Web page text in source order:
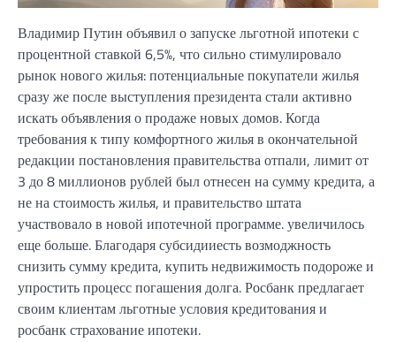
Владимир Путин объявил о запуске льготной ипотеки с
процентной ставкой 6,5%, что сильно стимулировало
рынок нового жилья: потенциальные покупатели жилья
сразу же после выступления президента стали активно
искать объявления о продаже новых домов. Когда
требования к типу комфортного жилья в окончательной
редакции постановления правительства отпали, лимит от
3 до 8 миллионов рублей был отнесен на сумму кредита, а
не на стоимость жилья, и правительство штата
участвовало в новой ипотечной программе. увеличилось
еще больше. Благодаря субсидииесть возмоджность
снизить сумму кредита, купить недвижимость подороже и
упростить процесс погашения долга. Росбанк предлагает
своим клиентам льготные условия кредитования и
росбанк страхование ипотеки.